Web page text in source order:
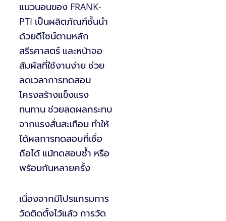
แนวนอนของ FRANK-
PTI เป็นผลิตภัณฑ์ชั้นนำ
ด้วยดีไซน์ตามหลัก
สรีรศาสตร์ และหน้าจอ
สัมผัสที่ใช้งานง่าย ช่วย
ลดเวลาการทดสอบ
โครงสร้างแข็งแรง
ทนทาน ช่วยลดผลกระทบ
จากแรงสั่นสะเทือน ทำให้
ได้ผลการทดสอบที่เชื่อ
ถือได้ แม้ทดสอบซ้ำ หรือ
พร้อมกันหลายครั้ง
เนื่องจากมีโปรแกรมการ
วัดติดตั้งไว้แล้ว การวัด